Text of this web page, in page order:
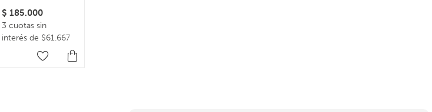
$ 185.000
3 cuotas sin
interés de $61.667